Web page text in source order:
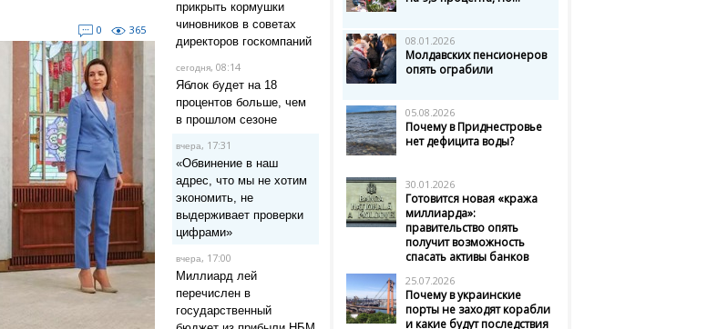
0 365
прикрыть кормушки
чиновников в советах
директоров госкомпаний
сегодня, 08:14
Яблок будет на 18
процентов больше, чем
в прошлом сезоне
вчера, 17:31
«Обвинение в наш
адрес, что мы не хотим
экономить, не
выдерживает проверки
цифрами»
вчера, 17:00
Миллиард лей
перечислен в
государственный
08.01.2026
Молдавских пенсионеров
опять ограбили
05.08.2026
Почему в Приднестровье
нет дефицита воды?
30.01.2026
Готовится новая «кража
миллиарда»:
правительство опять
получит возможность
спасать активы банков
25.07.2026
Почему в украинские
порты не заходят корабли
и какие будут последствия